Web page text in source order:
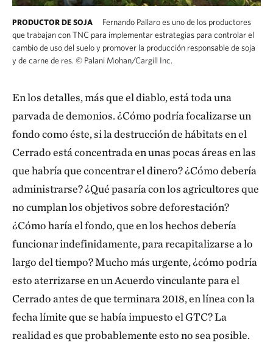
PRODUCTOR DE SOJA
Fernando Pallaro es uno de los productores
que trabajan con TNC para implementar estrategias para controlar el
cambio de uso del suelo y promover la producción responsable de soja
y de carne de res. © Palani Mohan/Cargill Inc.
En los detalles, más que el diablo, está toda una
parvada de demonios. ¿Cómo podría focalizarse un
fondo como éste, si la destrucción de hábitats en el
Cerradoestá concentrada en unas pocas áreas en las
que habría que concentrar el dinero? ¿Cómo debería
administrarse? ¿Qué pasaría con los agricultores que
no cumplan los objetivos sobre deforestación?
¿Cómo haría el fondo, que en los hechos debería
funcionar indefinidamente, para recapitalizarse a lo
largo del tiempo? Mucho más urgente, ¿cómo podría
esto aterrizarse en un Acuerdo vinculante para el
Cerrado antes de que terminara 2018, en línea con la
fecha límite que se había impuesto el GTC? La
realidad es que probablemente esto no sea posible.